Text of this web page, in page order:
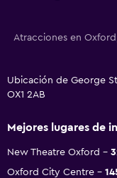
Atracciones en
Ubicación de George
OX1 2AB
Mejores lugares de
New Theatre Oxford
Oxford City Centre